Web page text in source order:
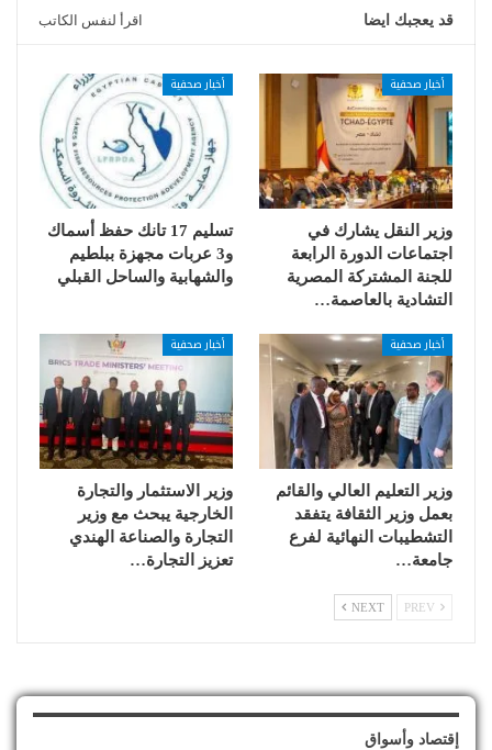
قد يعجبك ايضا اقرأ لنفس الكاتب
أخبار صحفية
وزير النقل يشارك في
اجتماعات الدورة الرابعة
للجنة المشتركة المصرية
التشادية بالعاصمة…
أخبار صحفية
تسليم 17 تانك حفظ أسماك
و3 عربات مجهزة ببلطيم
والشهابية والساحل القبلي
أخبار صحفية
وزير التعليم العالي والقائم
بعمل وزير الثقافة يتفقد
التشطيبات النهائية لفرع
جامعة…
أخبار صحفية
وزير الاستثمار والتجارة
الخارجية يبحث مع وزير
التجارة والصناعة الهندي
تعزيز التجارة…
NEXT
إقتصاد وأسواق